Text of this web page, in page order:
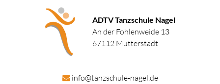
ADTV Tanzschule Nagel
An der Fohlenweide 13
67112 Mutterstadt
info@tanzschule-nagel.de